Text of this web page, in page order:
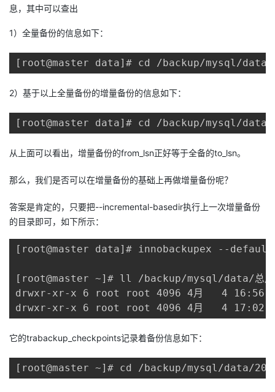
息，其中可以查出
1）全量备份的信息如下：
[root@master data]# cd /backup/mysql/
2）基于以上全量备份的增量备份的信息如下：
[root@master data]# cd /backup/mysql/
从上面可以看出，增量备份的from_lsn正好等于全备的to_lsn。
那么，我们是否可以在增量备份的基础上再做增量备份呢？
答案是肯定的，只要把--incremental-basedir执行上一次增量备份
的目录即可，如下所示：
[root@master data]# innobackupex --
[root@master ~]# ll /backup/mysql/data/总用
drwxr-xr-x 6 root root 4096 4月   4 16:56
drwxr-xr-x 6 root root 4096 4月   4 17:02
它的trabackup_checkpoints记录着备份信息如下：
[root@master ~]# cd /backup/mysql/data/